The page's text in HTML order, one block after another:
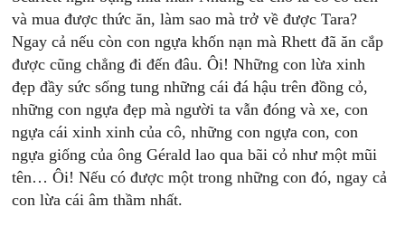
và mua được thức ăn, làm sao mà trở về được Tara?
Ngay cả nếu còn con ngựa khốn nạn mà Rhett đã ăn cắp
được cũng chẳng đi đến đâu. Ôi! Những con lừa xinh
đẹp đầy sức sống tung những cái đá hậu trên đồng cỏ,
những con ngựa đẹp mà người ta vẫn đóng và xe, con
ngựa cái xinh xinh của cô, những con ngựa con, con
ngựa giống của ông Gérald lao qua bãi cỏ như một mũi
tên… Ôi! Nếu có được một trong những con đó, ngay cả
con lừa cái âm thầm nhất.